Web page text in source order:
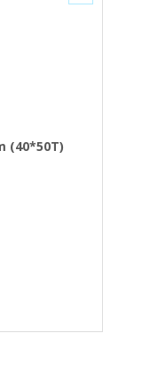
(40*50T)